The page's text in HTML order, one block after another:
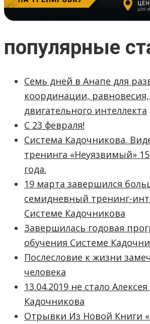
популярные
Семь дней в Анапе для
координации,
двигательного интеллекта
С 23 февраля!
Система Кадочникова.
тренинга «Неуязвимый»
года.
19 марта завершился
семидневный тренинг-
Системе Кадочникова
Завершилась годовая
обучения Системе
Послесловие к жизни
человека
13.04.2019 не стало
Кадочникова
Отрывки Из Новой Книги